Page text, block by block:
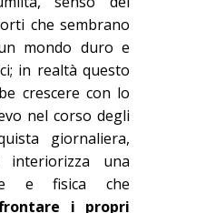
che sembrano
mondo duro e
in realtà questo
crescere con lo
nel corso degli
giornaliera,
una
e fisica che
i propri